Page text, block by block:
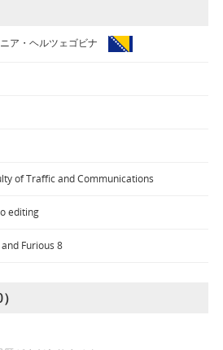
ア・ヘルツェゴビナ
of Traffic and Communications
editing
and Furious 8